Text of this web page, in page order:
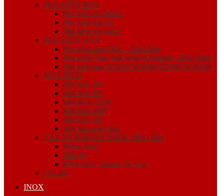
PHỤ KIỆN REN
Phụ kiện ren Mech
Phụ kiện ren K1
Phụ kiện ren giá rẻ
PHỤ KIỆN HÀN
Phụ kiện hàn FKK – Nhật Bản
Phụ Kiện Hàn Jinil bend (Dybend) – Hàn Quốc
Phụ kiện hàn SCH20 SCH40 SCH80 SCH160
MẶT BÍCH
Mặt bích JIS
Mặt bích BS
Mặt bích ANSI
Mặt bích DIN
Mặt bích mù
Mặt bích gia công
VẬT TƯ KHOAN NHỒI, SIÊU ÂM
Măng sông
Nắp bịt
Kẽm buộc, bulong, ốc viss
Cóc nối
INOX